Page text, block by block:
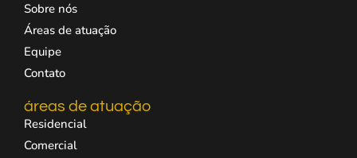
Sobre nós
Áreas de atuação
Equipe
Contato
áreas de atuação
Residencial
Comercial